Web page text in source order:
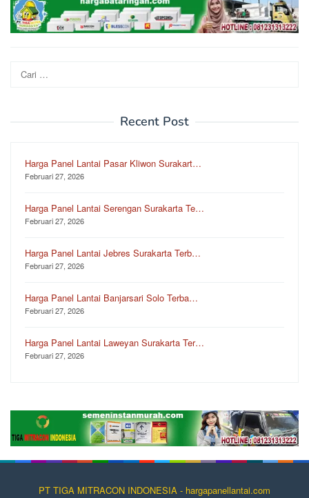
Cari
untuk:
Recent Post
Harga Panel Lantai Pasar Kliwon Surakart…
Februari 27, 2026
Harga Panel Lantai Serengan Surakarta Te…
Februari 27, 2026
Harga Panel Lantai Jebres Surakarta Terb…
Februari 27, 2026
Harga Panel Lantai Banjarsari Solo Terba…
Februari 27, 2026
Harga Panel Lantai Laweyan Surakarta Ter…
Februari 27, 2026
PT TIGA MITRACON INDONESIA - hargapanellantai.com